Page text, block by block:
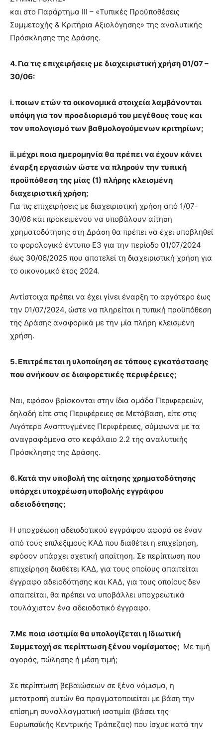
και στο Παράρτημα III – «Τυπικές Προϋποθέσεις
Συμμετοχής & Κριτήρια Αξιολόγησης» της αναλυτικής
Πρόσκλησης της Δράσης.
4. Για τις επιχειρήσεις με διαχειριστική χρήση 01/07 –
30/06:
i. ποιων ετών τα οικονομικά στοιχεία λαμβάνονται
υπόψη για τον προσδιορισμό του μεγέθους τους και
τον υπολογισμό των βαθμολογούμενων κριτηρίων;
ii. μέχρι ποια ημερομηνία θα πρέπει να έχουν κάνει
έναρξη εργασιών ώστε να πληρούν την τυπική
προϋπόθεση της μίας (1) πλήρης κλεισμένη
διαχειριστική χρήση;
Για τις επιχειρήσεις με διαχειριστική χρήση από 1/07-
30/06 και προκειμένου να υποβάλουν αίτηση
χρηματοδότησης στη Δράση θα πρέπει να έχει υποβληθεί
το φορολογικό έντυπο Ε3 για την περίοδο 01/07/2024
έως 30/06/2025 που αποτελεί τη διαχειριστική χρήση για
το οικονομικό έτος 2024.
Αντίστοιχα πρέπει να έχει γίνει έναρξη το αργότερο έως
την 01/07/2024, ώστε να πληρείται η τυπική προϋπόθεση
της Δράσης αναφορικά με την μία πλήρη κλεισμένη
χρήση.
5. Επιτρέπεται η υλοποίηση σε τόπους εγκατάστασης
που ανήκουν σε διαφορετικές περιφέρειες;
Ναι, εφόσον βρίσκονται στην ίδια ομάδα Περιφερειών,
δηλαδή είτε στις Περιφέρειες σε Μετάβαση, είτε στις
Λιγότερο Αναπτυγμένες Περιφέρειες, σύμφωνα με τα
αναγραφόμενα στο κεφάλαιο 2.2 της αναλυτικής
Πρόσκλησης της Δράσης.
6. Κατά την υποβολή της αίτησης χρηματοδότησης
υπάρχει υποχρέωση υποβολής εγγράφου
αδειοδότησης;
Η υποχρέωση αδειοδοτικού εγγράφου αφορά σε έναν
από τους επιλέξιμους ΚΑΔ που διαθέτει η επιχείρηση,
εφόσον υπάρχει σχετική απαίτηση. Σε περίπτωση που
επιχείρηση διαθέτει ΚΑΔ, για τους οποίους απαιτείται
έγγραφο αδειοδότησης και ΚΑΔ, για τους οποίους δεν
απαιτείται, θα πρέπει να υποβάλλει υποχρεωτικά
τουλάχιστον ένα αδειοδοτικό έγγραφο.
7.Με ποια ισοτιμία θα υπολογίζεται η Ιδιωτική
Συμμετοχή σε περίπτωση ξένου νομίσματος; Με τιμή
αγοράς, πώλησης ή μέση τιμή;
Σε περίπτωση βεβαιώσεων σε ξένο νόμισμα, η
μετατροπή αυτών θα πραγματοποιείται με βάση την
επίσημη συναλλαγματική ισοτιμία (βάσει της
Ευρωπαϊκής Κεντρικής Τράπεζας) που ίσχυε κατά την